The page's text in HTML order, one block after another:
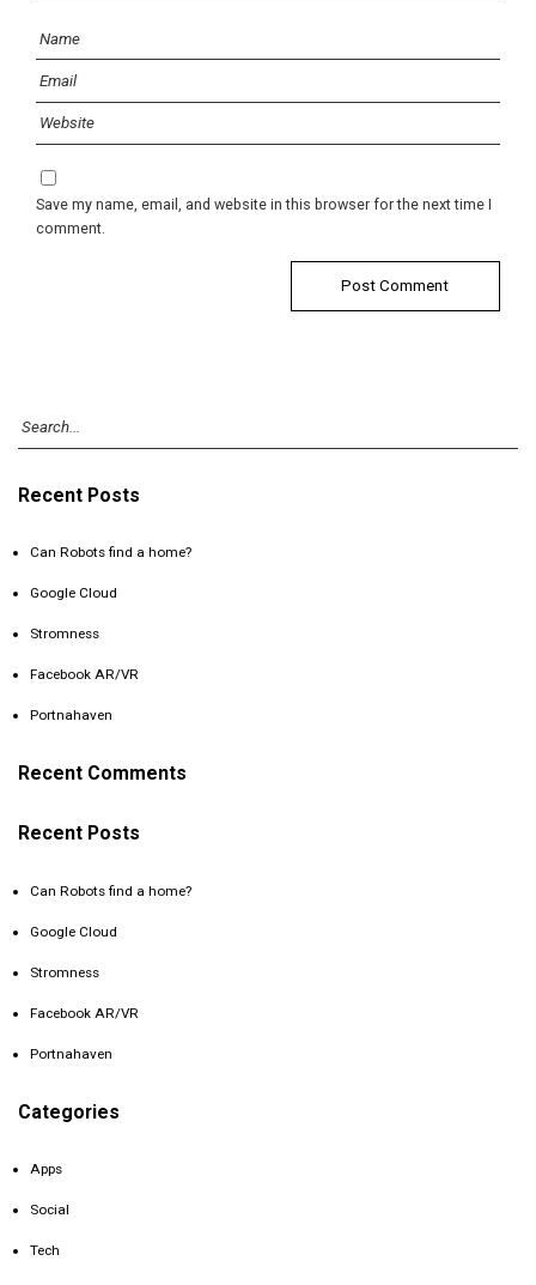
Save my name, email, and website in this browser for the next time I
comment.
Recent Posts
Can Robots find a home?
Google Cloud
Stromness
Facebook AR/VR
Portnahaven
Recent Comments
Recent Posts
Can Robots find a home?
Google Cloud
Stromness
Facebook AR/VR
Portnahaven
Categories
Apps
Social
Tech